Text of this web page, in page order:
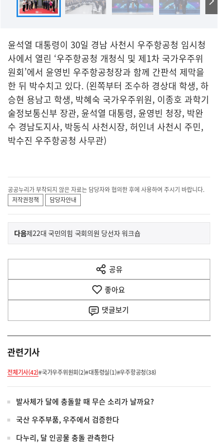
윤석열 대통령이 30일 경남 사천시 우주항공청 임시청
사에서 열린 ‘우주항공청 개청식 및 제1차 국가우주위
원회’에서 윤영빈 우주항공청장과 함께 간판석 제막을
한 뒤 박수치고 있다. (왼쪽부터 조수하 경상대 학생, 하
승현 용남고 학생, 박혜숙 국가우주위원, 이종호 과학기
술정보통신부 장관, 윤석열 대통령, 윤영빈 청장, 박완
수 경남도지사, 박동식 사천시장, 허인녀 사천시 주민,
박수진 우주항공청 사무관)
공공누리가 부착되지 않은 자료는 담당자와 협의한 후에 사용하여 주시기 바랍니다.
저작권정책
담당자안내
이
전
다
음
다음기
사
제22대 국민의힘 국회의원 당선자 워크숍
공유
열
기
좋아요
댓글보기
관련기사
전체기사(42)#국가우주위원회(2)#대통령실(1)#우주항공청(38)
발사체가 달에 충돌할 때 무슨 소리가 날까요?
국산 우주부품, 우주에서 검증한다
다누리, 달 인공물 충돌 관측한다